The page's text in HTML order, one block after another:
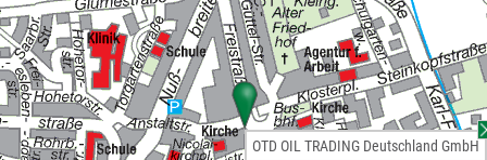
OTD OIL TRADING Deutschland GmbH